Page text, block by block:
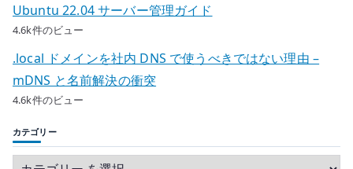
Ubuntu 22.04 サーバー管理ガイド
4.6k件のビュー
.local ドメインを社内 DNS で使うべきではない理由 –
mDNS と名前解決の衝突
4.6k件のビュー
カテゴリー